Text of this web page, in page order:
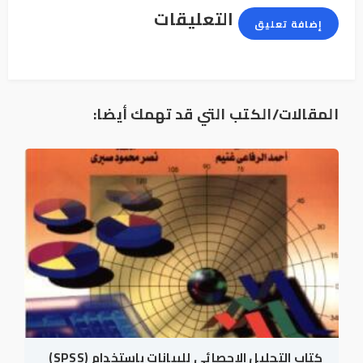
التعليقات إضافة تعليق
المقالات/الكتب التي قد تهمك أيضا:
كتاب التحليل الإحصائى للبيانات باستخدام (SPSS)